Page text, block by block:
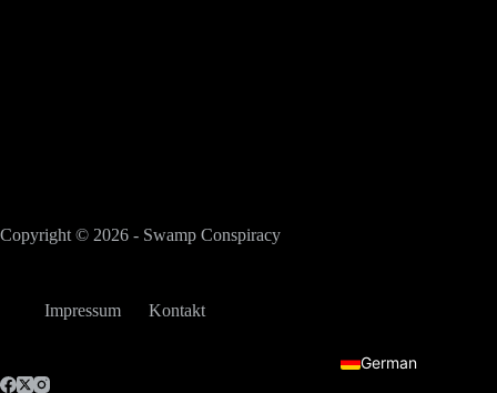
Copyright © 2026 - Swamp Conspiracy
Impressum Kontakt
German